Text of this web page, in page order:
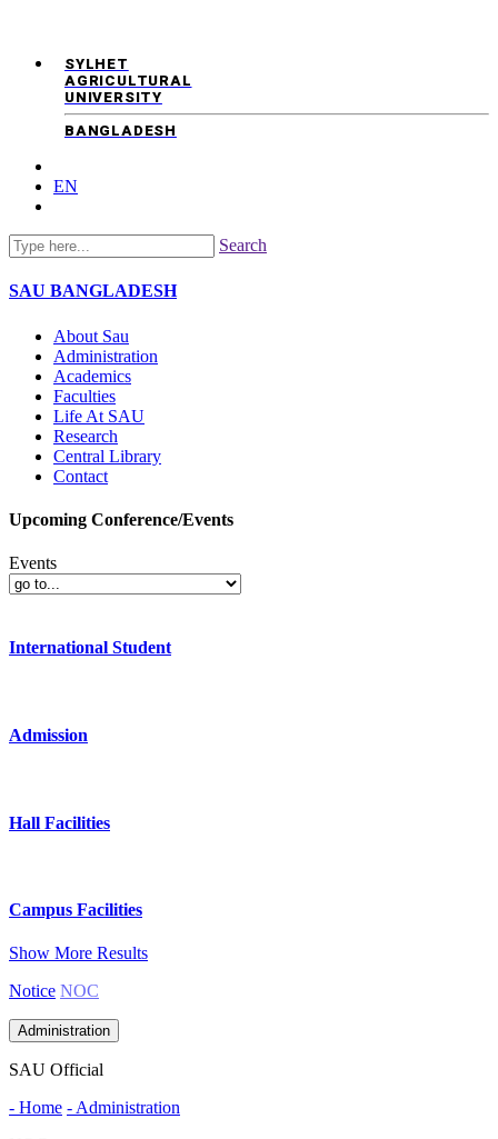
SYLHET
AGRICULTURAL
UNIVERSITY
BANGLADESH
EN
Search
SAU BANGLADESH
About Sau
Administration
Academics
Faculties
Life At SAU
Research
Central Library
Contact
Upcoming Conference/Events
Events
International Student
Admission
Hall Facilities
Campus Facilities
Show More Results
Notice NOC
Administration
SAU Official
- Home - Administration